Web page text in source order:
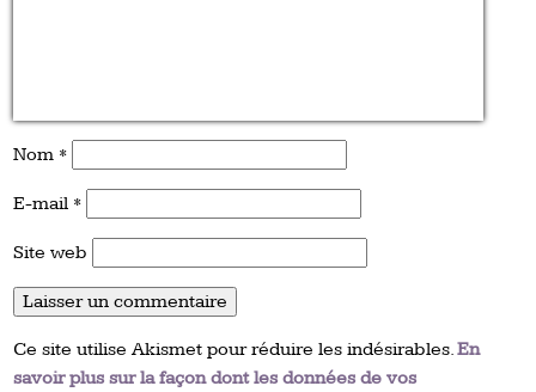
Nom *
E-mail *
Site web
Ce site utilise Akismet pour réduire les indésirables.En
savoir plus sur la façon dont les données de vos